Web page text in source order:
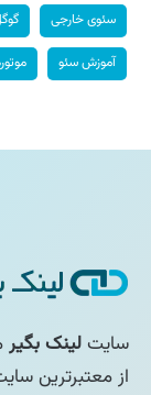
سئوی خارجی
آموزش سئو
سایتلینک بگیر